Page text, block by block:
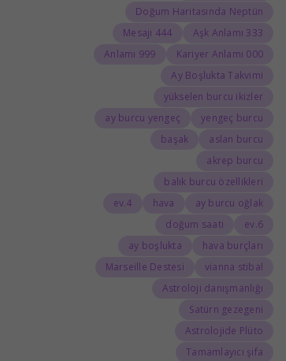
Doğum Haritasında Neptün
333 Aşk Anlamı
444 Mesajı
000 Kariyer Anlamı
999 Anlamı
Ay Boşlukta Takvimi
yükselen burcu ikizler
yengeç burcu
ay burcu yengeç
aslan burcu
başak
akrep burcu
balık burcu özellikleri
ay burcu oğlak
hava
4.ev
6.ev
doğum saati
hava burçları
ay boşlukta
vianna stibal
Marseille Destesi
Astroloji danışmanlığı
Satürn gezegeni
Astrolojide Plüto
Tamamlayıcı şifa